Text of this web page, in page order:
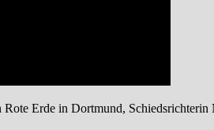
Erde in Dortmund, Schiedsrichterin